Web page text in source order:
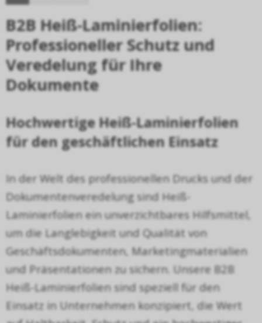
B2B Heiß-Laminierfolien:
Professioneller Schutz und
Veredelung für Ihre
Dokumente
Hochwertige Heiß-Laminierfolien
für den geschäftlichen Einsatz
In der Welt des professionellen Drucks und der
Dokumentenveredelung sind Heiß-
Laminierfolien ein unverzichtbares Hilfsmittel,
um die Langlebigkeit und Qualität von
Geschäftsdokumenten, Marketingmaterialien
und Präsentationen zu sichern. Unsere B2B
Heiß-Laminierfolien sind speziell für den
Einsatz in Unternehmen konzipiert, die Wert